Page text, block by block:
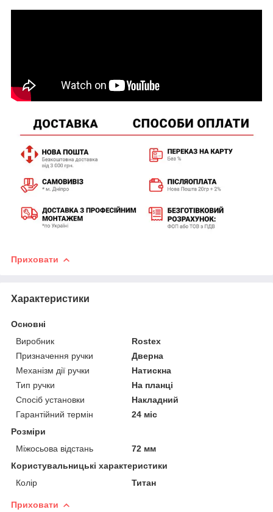
Приховати
Характеристики
Основні
Виробник
Rostex
Призначення ручки
Дверна
Механізм дії ручки
Натискна
Тип ручки
На планці
Спосіб установки
Накладний
Гарантійний термін
24 міс
Розміри
Міжосьова відстань
72 мм
Користувальницькі характеристики
Колір
Титан
Приховати